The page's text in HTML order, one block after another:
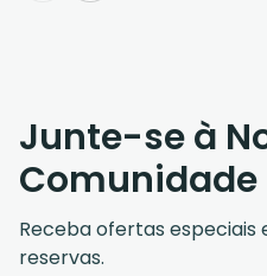
Junte-se à
Comunidade
Receba ofertas especiais
reservas.